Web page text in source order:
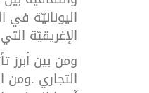
اليونانيّة في
الإغريقيّة التي
ومن بين أبرز
التجاري .ومن